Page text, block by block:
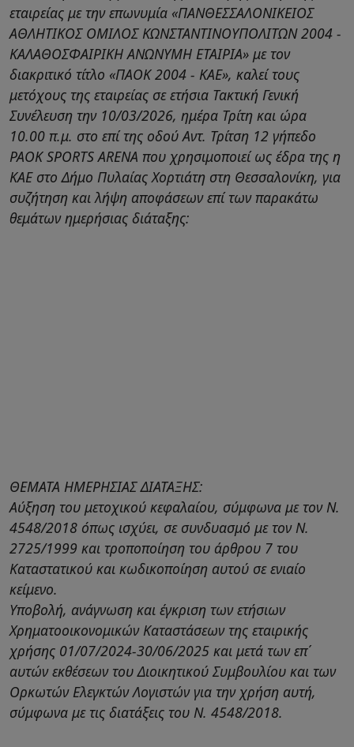
εταιρείας με την επωνυμία «ΠΑΝΘΕΣΣΑΛΟΝΙΚΕΙΟΣ
ΑΘΛΗΤΙΚΟΣ ΟΜΙΛΟΣ ΚΩΝΣΤΑΝΤΙΝΟΥΠΟΛΙΤΩΝ 2004 -
ΚΑΛΑΘΟΣΦΑΙΡΙΚΗ ΑΝΩΝΥΜΗ ΕΤΑΙΡΙΑ» με τον
διακριτικό τίτλο «ΠΑΟΚ 2004 - ΚΑΕ», καλεί τους
μετόχους της εταιρείας σε ετήσια Τακτική Γενική
Συνέλευση την 10/03/2026, ημέρα Τρίτη και ώρα
10.00 π.μ. στο επί της οδού Αντ. Τρίτση 12 γήπεδο
PAOK SPORTS ARENA που χρησιμοποιεί ως έδρα της η
ΚΑΕ στο Δήμο Πυλαίας Χορτιάτη στη Θεσσαλονίκη, για
συζήτηση και λήψη αποφάσεων επί των παρακάτω
θεμάτων ημερήσιας διάταξης:
ΘΕΜΑΤΑ ΗΜΕΡΗΣΙΑΣ ΔΙΑΤΑΞΗΣ:
Αύξηση του μετοχικού κεφαλαίου, σύμφωνα με τον Ν.
4548/2018 όπως ισχύει, σε συνδυασμό με τον Ν.
2725/1999 και τροποποίηση του άρθρου 7 του
Καταστατικού και κωδικοποίηση αυτού σε ενιαίο
κείμενο.
Υποβολή, ανάγνωση και έγκριση των ετήσιων
Χρηματοοικονομικών Καταστάσεων της εταιρικής
χρήσης 01/07/2024-30/06/2025 και μετά των επ΄
αυτών εκθέσεων του Διοικητικού Συμβουλίου και των
Ορκωτών Ελεγκτών Λογιστών για την χρήση αυτή,
σύμφωνα με τις διατάξεις του Ν. 4548/2018.